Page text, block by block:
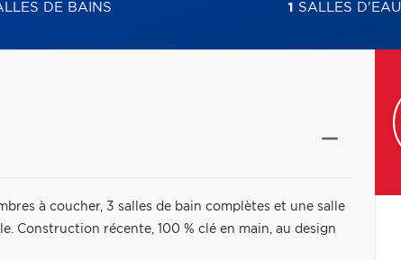
DE BAINS 1 SALLES D'EAU
à coucher, 3 salles de bain complètes et une salle
Construction récente, 100 % clé en main, au design